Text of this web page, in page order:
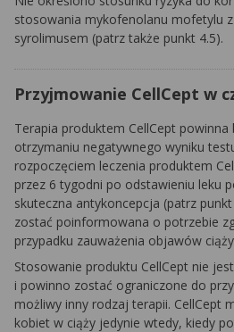
stosowania mykofenolanu mofetylu
syrolimusem (patrz także punkt 4.5).
Przyjmowanie CellCept w
Terapia produktem CellCept
otrzymaniu negatywnego wyniku
rozpoczęciem leczenia produktem
przez 6 tygodni po odstawieniu leku
skuteczna antykoncepcja (patrz
zostać poinformowana o potrzebie
przypadku zauważenia objawów
Stosowanie produktu CellCept nie
i powinno zostać ograniczone do
możliwy inny rodzaj terapii. CellCept
kobiet w ciąży jedynie wtedy, kiedy